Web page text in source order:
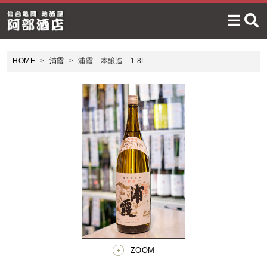
HOME 浦霞 浦霞 本醸造 1.8L
ZOOM